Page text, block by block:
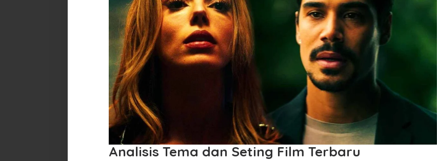
Analisis Tema dan Seting Film Terbaru